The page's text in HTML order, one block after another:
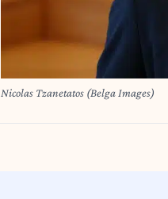
Nicolas Tzanetatos (Belga Images)